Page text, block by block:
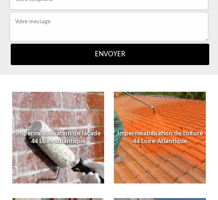
Imperméabilisation de façade
44 Loire-Atlantique
Imperméabilisation de toiture
44 Loire-Atlantique